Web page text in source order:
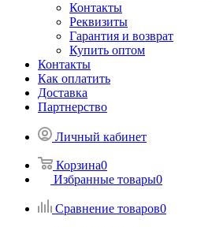
Контакты
Реквизиты
Гарантия и возврат
Купить оптом
Контакты
Как оплатить
Доставка
Партнерство
Личный кабинет
Корзина0
Избранные товары0
Сравнение товаров0